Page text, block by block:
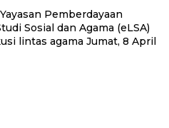
Pemberdayaan
Sosial dan Agama (eLSA)
lintas agama Jumat, 8 April